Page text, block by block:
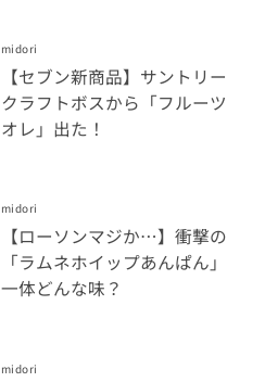
midori
【セブン新商品】サントリー
クラフトボスから「フルーツ
オレ」出た！
midori
【ローソンマジか…】衝撃の
「ラムネホイップあんぱん」
一体どんな味？
midori